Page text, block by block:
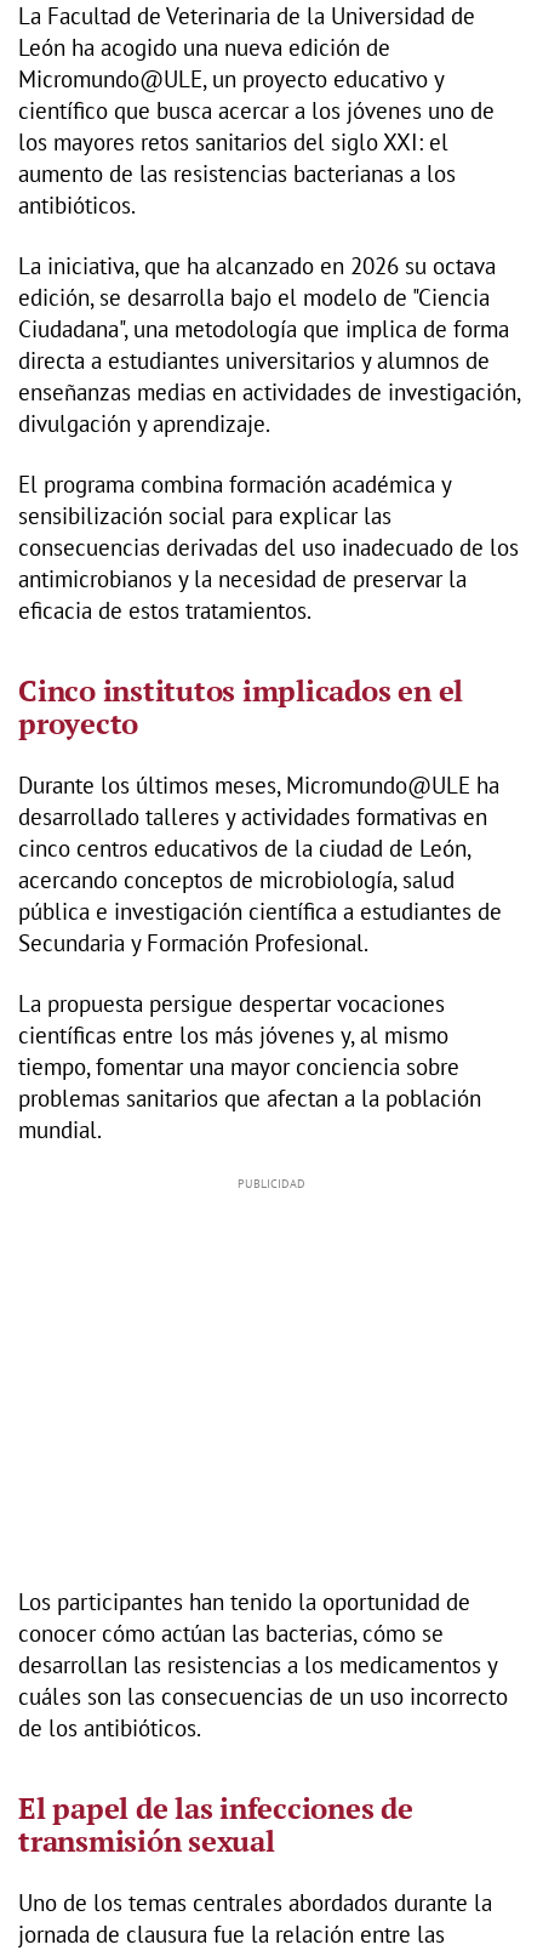
La Facultad de Veterinaria de la Universidad de
León ha acogido una nueva edición de
Micromundo@ULE, un proyecto educativo y
científico que busca acercar a los jóvenes uno de
los mayores retos sanitarios del siglo XXI: el
aumento de las resistencias bacterianas a los
antibióticos.
La iniciativa, que ha alcanzado en 2026 su octava
edición, se desarrolla bajo el modelo de "Ciencia
Ciudadana", una metodología que implica de forma
directa a estudiantes universitarios y alumnos de
enseñanzas medias en actividades de investigación,
divulgación y aprendizaje.
El programa combina formación académica y
sensibilización social para explicar las
consecuencias derivadas del uso inadecuado de los
antimicrobianos y la necesidad de preservar la
eficacia de estos tratamientos.
Cinco institutos implicados en el
proyecto
Durante los últimos meses, Micromundo@ULE ha
desarrollado talleres y actividades formativas en
cinco centros educativos de la ciudad de León,
acercando conceptos de microbiología, salud
pública e investigación científica a estudiantes de
Secundaria y Formación Profesional.
La propuesta persigue despertar vocaciones
científicas entre los más jóvenes y, al mismo
tiempo, fomentar una mayor conciencia sobre
problemas sanitarios que afectan a la población
mundial.
Los participantes han tenido la oportunidad de
conocer cómo actúan las bacterias, cómo se
desarrollan las resistencias a los medicamentos y
cuáles son las consecuencias de un uso incorrecto
de los antibióticos.
El papel de las infecciones de
transmisión sexual
Uno de los temas centrales abordados durante la
jornada de clausura fue la relación entre las